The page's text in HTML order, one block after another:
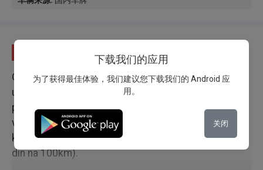
Odlicno stanje, bez ulaganja. Originalna kilometraza,
uvezen iz Svajcarske. Automobil poseduje hibridni
pogon kao i a testirani gasni uredjaj sto voznju cini
veoma ekonomicnom. Prosecna potrosnja u
kombinovanom rezimu voznje je oko 4l gasa( 420
din na 100km).
下载我们的应用
为了获得最佳体验，我们建议您下载我们的 Android 应
用。
关闭